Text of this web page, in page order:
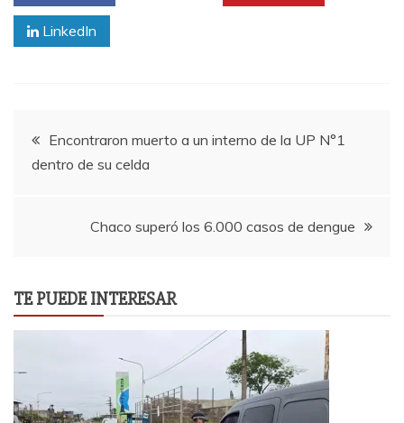
LinkedIn
Navegación
de
entradas
Encontraron muerto a un interno de la UP N°1
dentro de su celda
Chaco superó los 6.000 casos de dengue
TE PUEDE INTERESAR